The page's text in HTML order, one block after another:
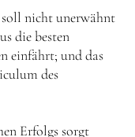
nicht unerwähnt
die besten
einfährt; und das
des
Erfolgs sorgt